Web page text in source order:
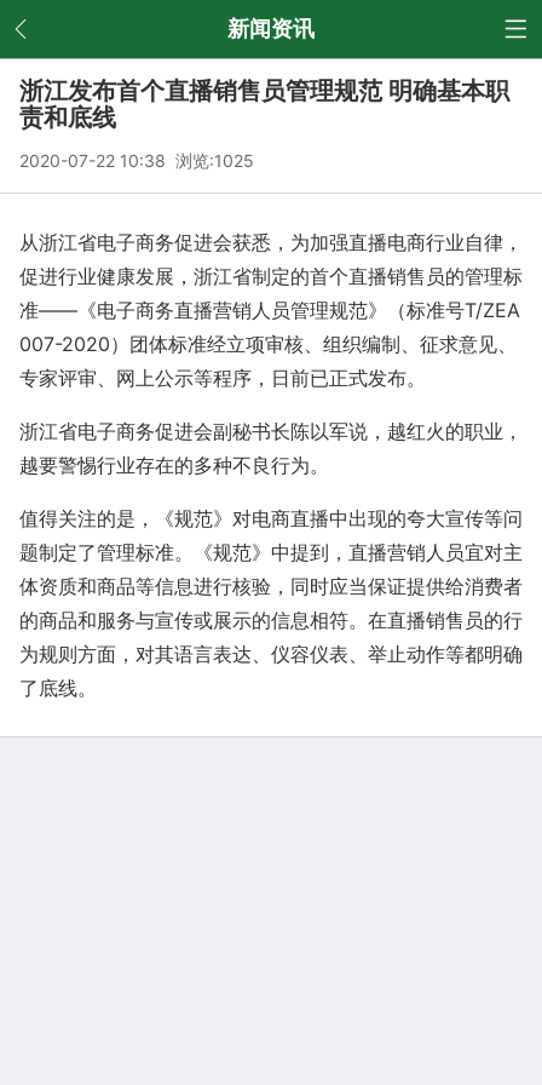
新闻资讯
浙江发布首个直播销售员管理规范 明确基本职
责和底线
2020-07-22 10:38 浏览:1025
从浙江省电子商务促进会获悉，为加强直播电商行业自律，
促进行业健康发展，浙江省制定的首个直播销售员的管理标
准——《电子商务直播营销人员管理规范》（标准号T/ZEA
007-2020）团体标准经立项审核、组织编制、征求意见、
专家评审、网上公示等程序，日前已正式发布。
浙江省电子商务促进会副秘书长陈以军说，越红火的职业，
越要警惕行业存在的多种不良行为。
值得关注的是，《规范》对电商直播中出现的夸大宣传等问
题制定了管理标准。《规范》中提到，直播营销人员宜对主
体资质和商品等信息进行核验，同时应当保证提供给消费者
的商品和服务与宣传或展示的信息相符。在直播销售员的行
为规则方面，对其语言表达、仪容仪表、举止动作等都明确
了底线。